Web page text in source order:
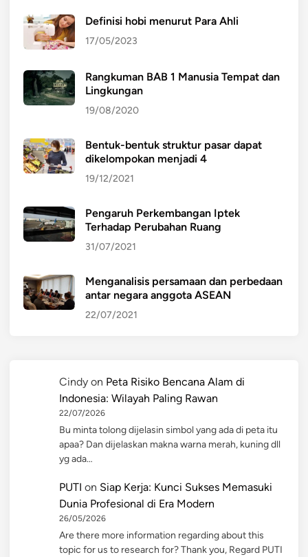
Definisi hobi menurut Para Ahli
17/05/2023
Rangkuman BAB 1 Manusia Tempat dan
Lingkungan
19/08/2020
Bentuk-bentuk struktur pasar dapat
dikelompokan menjadi 4
19/12/2021
Pengaruh Perkembangan Iptek
Terhadap Perubahan Ruang
31/07/2021
Menganalisis persamaan dan perbedaan
antar negara anggota ASEAN
22/07/2021
Cindy on Peta Risiko Bencana Alam di
Indonesia: Wilayah Paling Rawan
22/07/2026
Bu minta tolong dijelasin simbol yang ada di peta itu
apaa? Dan dijelaskan makna warna merah, kuning dll
yg ada…
PUTI on Siap Kerja: Kunci Sukses Memasuki
Dunia Profesional di Era Modern
26/05/2026
Are there more information regarding about this
topic for us to research for? Thank you, Regard PUTI